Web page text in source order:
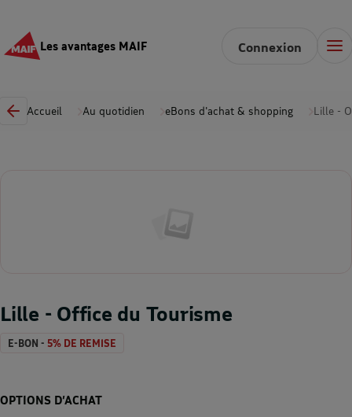
Les avantages MAIF Connexion
Accueil Au quotidien eBons d'achat & shopping Lille -
Lille - Office du Tourisme
E-BON - 5% DE REMISE
OPTIONS D’ACHAT